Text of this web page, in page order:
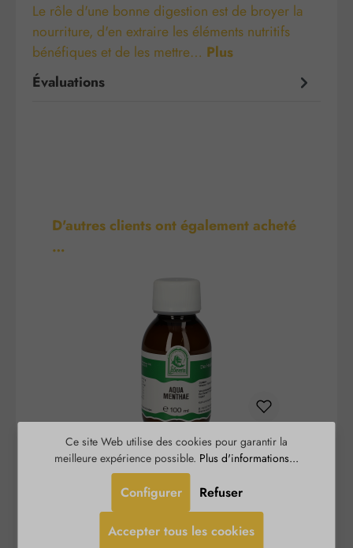
Le rôle d'une bonne digestion est de broyer la
nourriture, d'en extraire les éléments nutritifs
bénéfiques et de les mettre… Plus
Évaluations
Ignorer la galerie de produits
D'autres clients ont également acheté
…
Aqua Menthae
Le St. Severin Aqua Menthae dégage une odeur
essentielle pure. Cependant, l'effet rafraîchissant
Ce site Web utilise des cookies pour garantir la
meilleure expérience possible. Plus d'informations...
Refuser
Configurer
Accepter tous les cookies